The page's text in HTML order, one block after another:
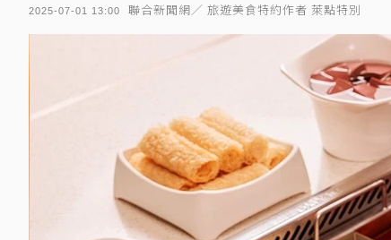
2025-07-01 13:00 聯合新聞網／ 旅遊美食特約作者 萊點特別